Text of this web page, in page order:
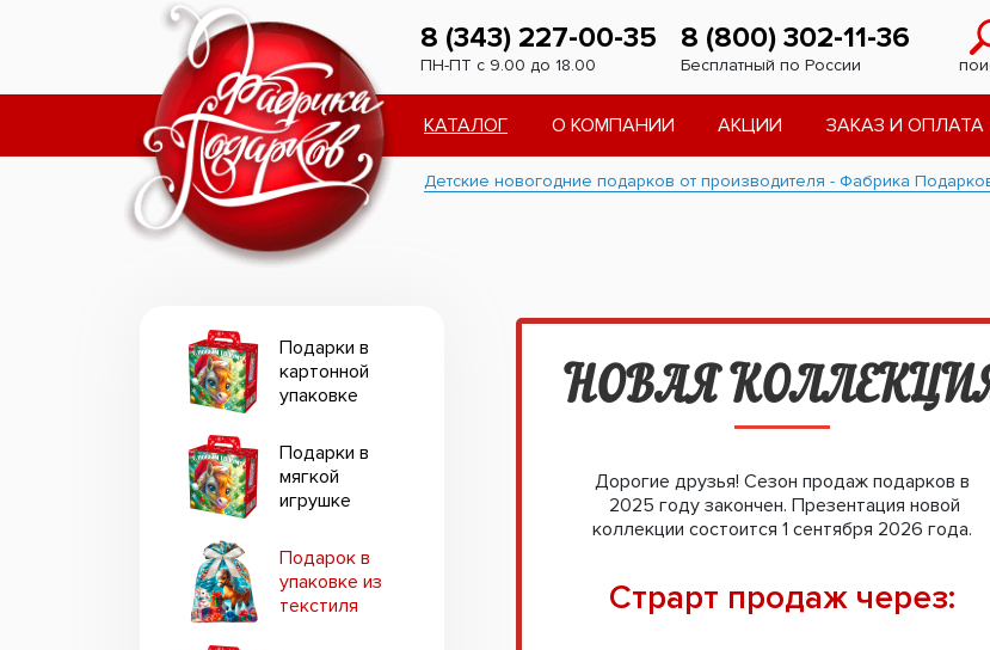
8 (343) 227-00-35
ПН-ПТ с 9.00 до 18.00
8 (800) 302-11-36
Бесплатный по России
КАТАЛОГ О КОМПАНИИ АКЦИИ ЗАКАЗ И ОПЛАТА
Детские новогодние подарков от производителя - Фабрика
Подарки в
картонной
упаковке
Подарки в
мягкой
игрушке
Подарок в
упаковке из
текстиля
НОВАЯ
Дорогие друзья! Сезон продаж подарков в
2025 году закончен. Презентация новой
коллекции состоится 1 сентября 2026 года.
Страрт продаж через: